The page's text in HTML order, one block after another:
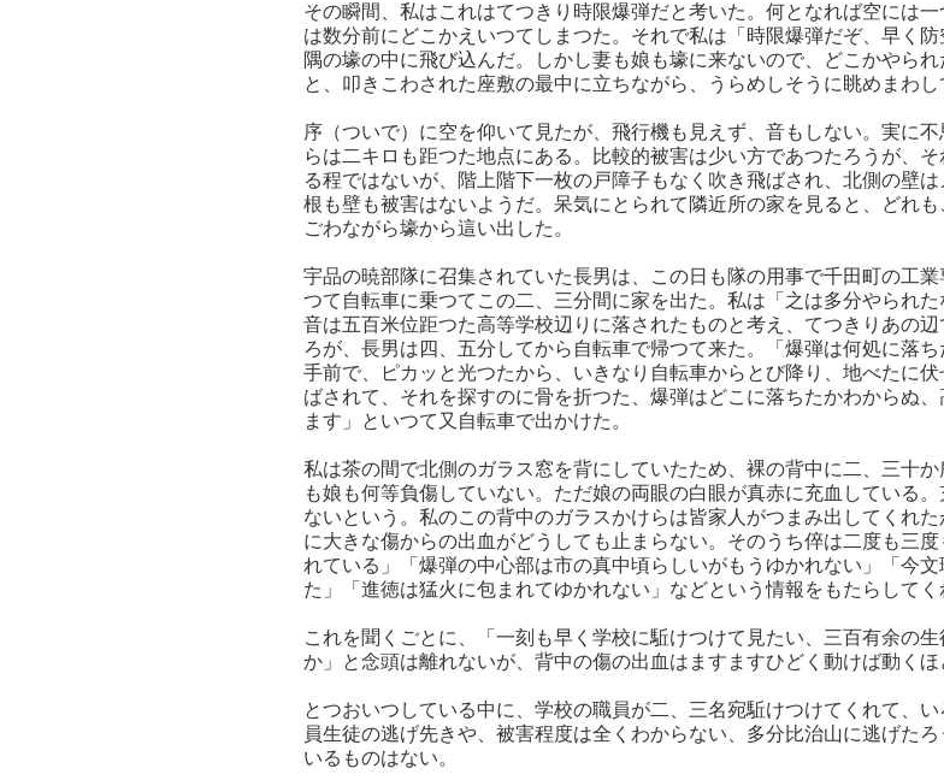
その瞬間、私はこれはてつきり時限爆弾だと考いた。何となれば空には
は数分前にどこかえいつてしまつた。それで私は「時限爆弾だぞ、早く
隅の壕の中に飛び込んだ。しかし妻も娘も壕に来ないので、どこかやら
と、叩きこわされた座敷の最中に立ちながら、うらめしそうに眺めまわし
序（ついで）に空を仰いて見たが、飛行機も見えず、音もしない。実に
らは二キロも距つた地点にある。比較的被害は少い方であつたろうが、
る程ではないが、階上階下一枚の戸障子もなく吹き飛ばされ、北側の壁
根も壁も被害はないようだ。呆気にとられて隣近所の家を見ると、どれ
ごわながら壕から這い出した。
宇品の暁部隊に召集されていた長男は、この日も隊の用事で千田町の工
つて自転車に乗つてこの二、三分間に家を出た。私は「之は多分やられ
音は五百米位距つた高等学校辺りに落されたものと考え、てつきりあの
ろが、長男は四、五分してから自転車で帰つて来た。「爆弾は何処に落
手前で、ピカッと光つたから、いきなり自転車からとび降り、地べたに
ばされて、それを探すのに骨を折つた、爆弾はどこに落ちたかわからぬ
ます」といつて又自転車で出かけた。
私は茶の間で北側のガラス窓を背にしていたため、裸の背中に二、三十
も娘も何等負傷していない。ただ娘の両眼の白眼が真赤に充血している
ないという。私のこの背中のガラスかけらは皆家人がつまみ出してくれ
に大きな傷からの出血がどうしても止まらない。そのうち倅は二度も三
れている」「爆弾の中心部は市の真中頃らしいがもうゆかれない」「今
た」「進徳は猛火に包まれてゆかれない」などという情報をもたらしてく
これを聞くごとに、「一刻も早く学校に駈けつけて見たい、三百有余の
か」と念頭は離れないが、背中の傷の出血はますますひどく動けば動くほ
とつおいつしている中に、学校の職員が二、三名宛駈けつけてくれて、
員生徒の逃げ先きや、被害程度は全くわからない、多分比治山に逃げた
いるものはない。